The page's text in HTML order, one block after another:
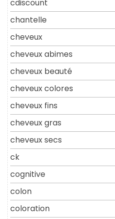
cdiscount
chantelle
cheveux
cheveux abimes
cheveux beauté
cheveux colores
cheveux fins
cheveux gras
cheveux secs
ck
cognitive
colon
coloration